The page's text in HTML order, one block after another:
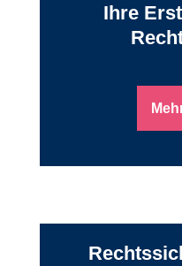
Ihre